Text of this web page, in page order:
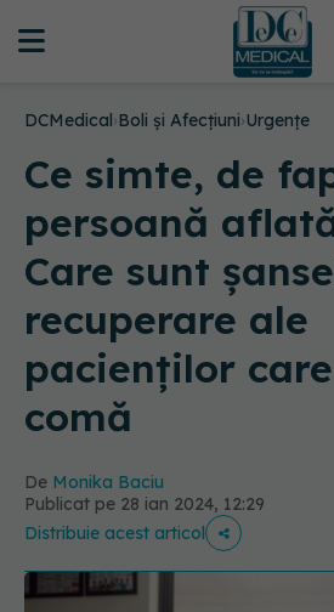
DCMedical›Boli și Afecțiuni›Urgențe
Ce simte, de
persoană
Care sunt
recuperare ale
pacienților
comă
De Monika Baciu
Publicat pe 28 ian 2024, 12:29
Distribuie acest articol